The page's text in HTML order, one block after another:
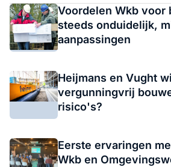
Voordelen Wkb voor
steeds onduidelijk,
aanpassingen
Heijmans en Vught
vergunningvrij
risico's?
Eerste ervaringen
Wkb en